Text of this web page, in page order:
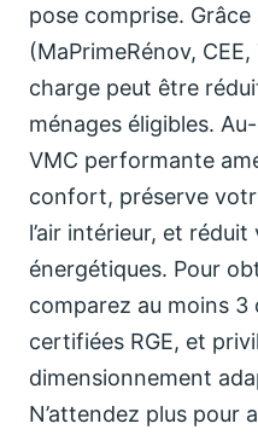
pose comprise.
(MaPrimeRénov,
charge peut être
ménages éligibles.
VMC performante
confort, préserve
l’air intérieur, et
énergétiques. Pour
comparez au moins 3
certifiées RGE, et
dimensionnement
N’attendez plus pour